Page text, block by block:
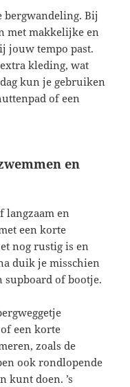
bergwandeling. Bij
met makkelijke en
jouw tempo past.
kleding, wat
kun je gebruiken
of een
en
langzaam en
een korte
nog rustig is en
duik je misschien
supboard of bootje.
een korte
zoals de
ook rondlopende
kunt doen. ’s